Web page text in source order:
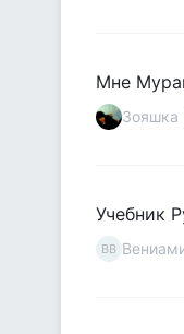
Мне
Зояшка
Учебник
ВВ